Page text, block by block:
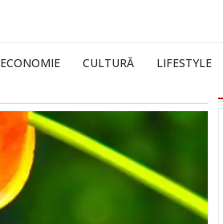
ECONOMIE CULTURĂ LIFESTYLE